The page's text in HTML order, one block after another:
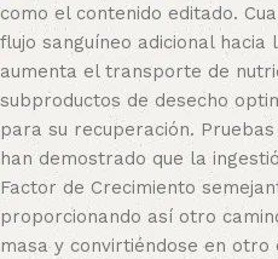
como el contenido editado.
flujo sanguíneo adicional hacia
aumenta el transporte de
subproductos de desecho
para su recuperación.
han demostrado que la
Factor de Crecimiento
proporcionando así otro
masa y convirtiéndose en otro